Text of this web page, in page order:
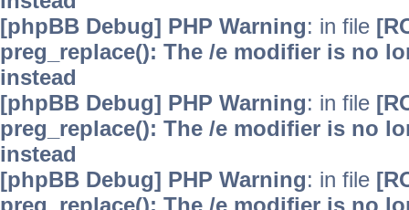
[phpBB Debug] PHP Warning: in file
preg_replace(): The /e modifier is no
instead
[phpBB Debug] PHP Warning: in file
preg_replace(): The /e modifier is no
instead
[phpBB Debug] PHP Warning: in file
preg_replace(): The /e modifier is no